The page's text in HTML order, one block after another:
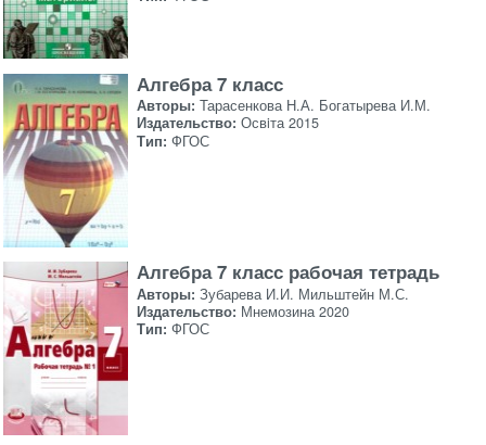
Алгебра 7 класс
Авторы: Тарасенкова Н.А. Богатырева И.М.
Издательство: Освiта 2015
Тип: ФГОС
Алгебра 7 класс рабочая тетрадь
Авторы: Зубарева И.И. Мильштейн М.С.
Издательство: Мнемозина 2020
Тип: ФГОС